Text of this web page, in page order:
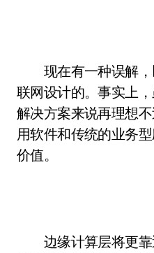
现在有一种误解，
联网设计的。事实上
解决方案来说再理想
用软件和传统的业务
价值。
边缘计算层将更靠